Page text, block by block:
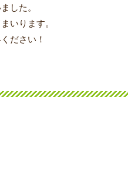
した。
いります。
ださい！